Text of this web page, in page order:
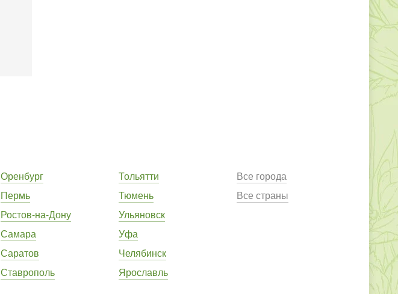
Оренбург
Пермь
Ростов-на-Дону
Самара
Саратов
Ставрополь
Тольятти
Тюмень
Ульяновск
Уфа
Челябинск
Ярославль
Все города
Все страны